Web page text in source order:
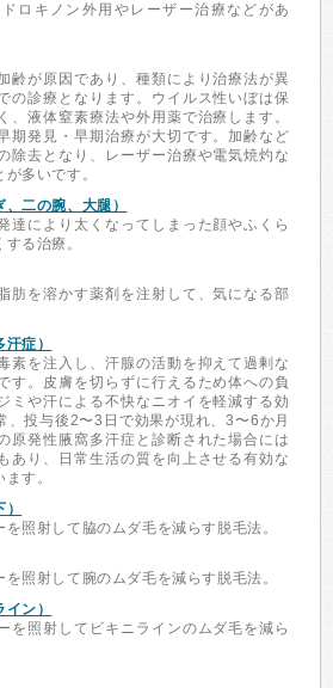
ロキノン外用やレーザー治療などがあ
齢が原因であり、種類により治療法が異
の診療となります。ウイルス性いぼは保
、液体窒素療法や外用薬で治療します。
期発見・早期治療が大切です。加齢など
除去となり、レーザー治療や電気焼灼な
多いです。
二の腕、大腿）
達により太くなってしまった顔やふくら
る治療。
肪を溶かす薬剤を注射して、気になる部
症）
素を注入し、汗腺の活動を抑えて過剰な
す。皮膚を切らずに行えるため体への負
ミや汗による不快なニオイを軽減する効
、投与後2〜3日で効果が現れ、3〜6か月
原発性腋窩多汗症と診断された場合には
あり、日常生活の質を向上させる有効な
す。
照射して脇のムダ毛を減らす脱毛法。
照射して腕のムダ毛を減らす脱毛法。
ン）
を照射してビキニラインのムダ毛を減ら